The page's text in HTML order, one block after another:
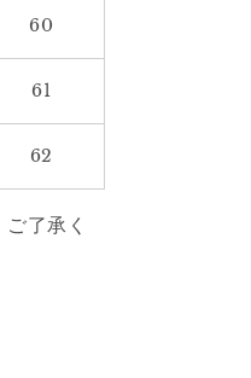
60
61
62
了承く